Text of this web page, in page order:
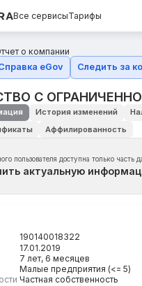
Все сервисыТарифы
о компании
eGov Следить за
С
История изменений
Аффилированность
пользователя доступна только часть
актуальную
190140018322
17.01.2019
7 лет, 6 месяцев
Малые предприятия (<= 5)
Частная собственность